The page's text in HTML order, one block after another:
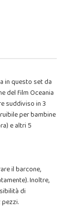
in questo set da
del film Oceania
suddiviso in 3
per bambine
e altri 5
il barcone,
Inoltre,
di